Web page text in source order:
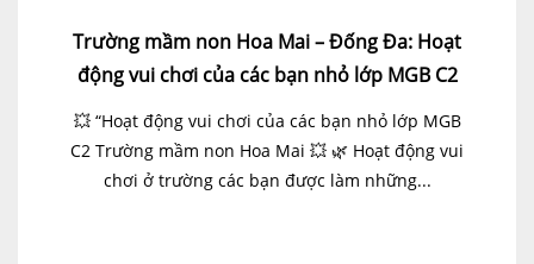
Trường mầm non Hoa Mai – Đống Đa: Hoạt
động vui chơi của các bạn nhỏ lớp MGB C2
💥 “Hoạt động vui chơi của các bạn nhỏ lớp MGB
C2 Trường mầm non Hoa Mai 💥 🌿 Hoạt động vui
chơi ở trường các bạn được làm những...